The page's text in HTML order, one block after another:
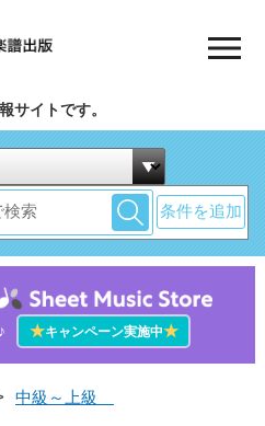
サイトです。
条件を追加
★キャンペーン実施中★
中級～上級